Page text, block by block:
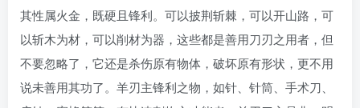
其性属火金，既硬且锋利。可以披荆斩棘，可以开山路，可
以斩木为材，可以削材为器，这些都是善用刀刃之用者，但
不要忽略了，它还是杀伤原有物体，破坏原有形状，更不用
说未善用其功了。羊刃主锋利之物，如针、针筒、手术刀、